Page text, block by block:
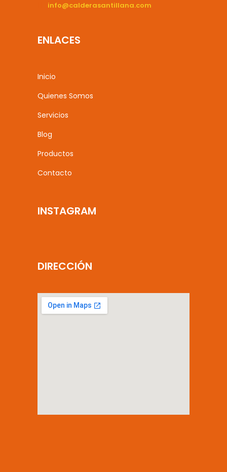
info@calderasantillana.com
ENLACES
Inicio
Quienes Somos
Servicios
Blog
Productos
Contacto
INSTAGRAM
DIRECCIÓN